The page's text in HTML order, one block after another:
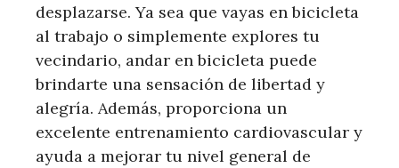
desplazarse. Ya sea que vayas en bicicleta
al trabajo o simplemente explores tu
vecindario, andar en bicicleta puede
brindarte una sensación de libertad y
alegría. Además, proporciona un
excelente entrenamiento cardiovascular y
ayuda a mejorar tu nivel general de